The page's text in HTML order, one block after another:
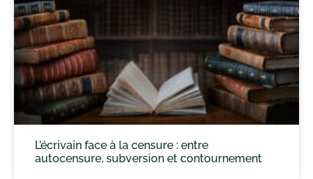
L’écrivain face à la censure : entre
autocensure, subversion et contournement